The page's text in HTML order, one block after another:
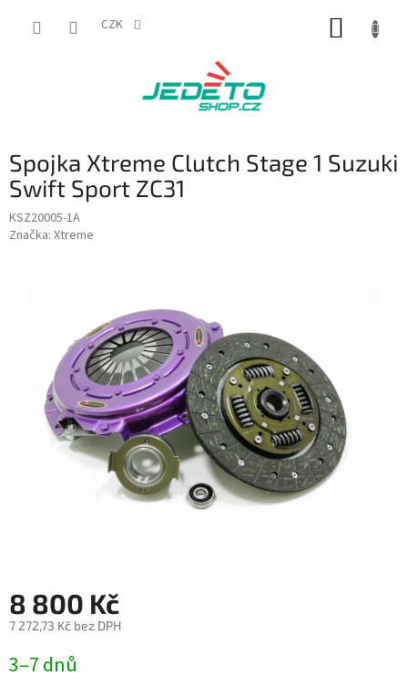
CZK
Spojka Xtreme Clutch Stage 1 Suzuki
Swift Sport ZC31
KSZ20005-1A
Značka: Xtreme
8 800 Kč
7 272,73 Kč bez DPH
cena:
3–7 dnů